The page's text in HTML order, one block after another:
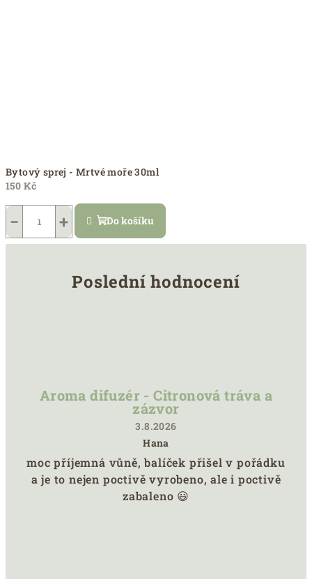
Bytový sprej - Mrtvé moře 30ml
150 Kč
+
− Do košíku
Poslední hodnocení
Aroma difuzér - Citronová tráva a
zázvor
Hodnocení
produktu
je
5
z
Hana
3.8.2026
moc příjemná vůně, balíček přišel v pořádku
a je to nejen poctivě vyrobeno, ale i poctivě
zabaleno 😃